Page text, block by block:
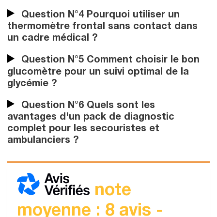
Question N°4 Pourquoi utiliser un
thermomètre frontal sans contact dans
un cadre médical ?
Question N°5 Comment choisir le bon
glucomètre pour un suivi optimal de la
glycémie ?
Question N°6 Quels sont les
avantages d'un pack de diagnostic
complet pour les secouristes et
ambulanciers ?
note
moyenne : 8 avis -